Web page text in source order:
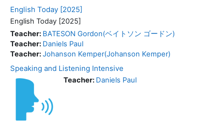
English Today [2025]
English Today [2025]
Teacher: BATESON Gordon(ベイトソン ゴードン)
Teacher: Daniels Paul
Teacher:Johanson Kemper(Johanson Kemper)
Speaking and Listening Intensive
Teacher: Daniels Paul